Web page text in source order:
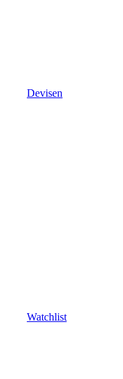
Devisen
Watchlist